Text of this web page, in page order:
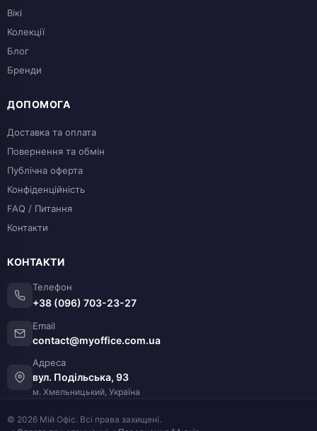
Вікі
Колекції
Блог
Бренди
ДОПОМОГА
Доставка та оплата
Повернення та обмін
Публічна оферта
Конфіденційність
FAQ / Питання
Контакти
КОНТАКТИ
Телефон
+38 (096) 703-23-27
Email
contact@myoffice.com.ua
Адреса
вул. Подільська, 93
м. Хмельницький, Україна
© 2026 Мій Офіс. Всі права захищені.